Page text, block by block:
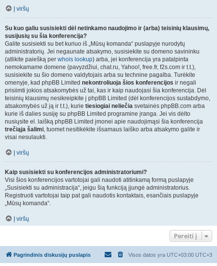
Į viršų
Su kuo galiu susisiekti dėl netinkamo naudojimo ir (arba) teisinių klausimų,
susijusių su šia konferencija?
Galite susisiekti su bet kuriuo iš „Mūsų komanda“ puslapyje nurodytų
administratorių. Jei negaunate atsakymo, susisiekite su domeno savininku
(atlikite paiešką per whois lookup) arba, jei konferencija yra patalpinta
nemokamame domene (pavyzdžiui, chat.ru, Yahoo!, free.fr, f2s.com ir t.t.),
susisiekite su šio domeno valdytojais arba su technine pagalba. Turėkite
omenyje, kad phpBB Limited nekontroliuoja šios konferencijos ir negali
prisiimti jokios atsakomybės už tai, kas ir kaip naudojasi šia konferencija. Dėl
teisinių klausimų nesikreipkite į phpBB Limited (dėl konferencijos sustabdymo,
atsakomybės už ją ir t.t.), kurie tiesiogiai neliečia svetainės phpBB.com arba
kurie iš dalies susiję su phpBB Limited programine įranga. Jei vis dėlto
nusiųsite el. laišką phpBB Limited įmonei apie naudojimąsi šia konferencija
trečiąja šalimi, tuomet nesitikėkite išsamaus laiško arba atsakymo galite ir
visai nesulaukti.
Į viršų
Kaip susisiekti su konferencijos administratoriumi?
Visi šios konferencijos vartotojai gali naudoti atitinkamą formą puslapyje
„Susisiekti su administracija“, jeigu šią funkciją įjungė administratorius.
Registruoti vartotojai taip pat gali naudotis kontaktais, esančiais puslapyje
„Mūsų komanda“.
Į viršų
Pereiti į
Pagrindinis diskusijų puslapis Visos datos yra UTC+03:00 UTC+3